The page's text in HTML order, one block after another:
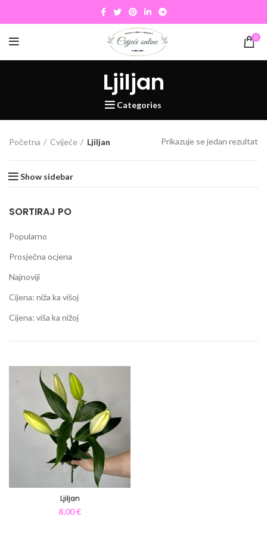
0
Ljiljan
Categories
Početna Cvijeće Ljiljan Prikazuje se jedan rezultat
Show sidebar
SORTIRAJ PO
Popularno
Prosječna ocjena
Najnoviji
Cijena: niža ka višoj
Cijena: viša ka nižoj
Ljiljan
8,00€